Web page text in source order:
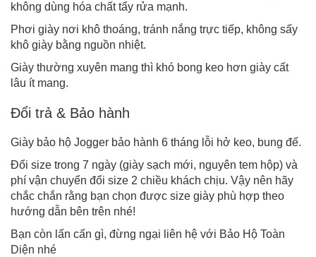
không dùng hóa chất tẩy rửa mạnh.
Phơi giày nơi khô thoáng, tránh nắng trực tiếp, không sấy
khô giày bằng nguồn nhiệt.
Giày thường xuyên mang thì khó bong keo hơn giày cất
lâu ít mang.
Đổi trả & Bảo hành
Giày bảo hộ Jogger bảo hành 6 tháng lỗi hở keo, bung đế.
Đổi size trong 7 ngày (giày sạch mới, nguyên tem hộp) và
phí vận chuyển đổi size 2 chiều khách chịu. Vậy nên hãy
chắc chắn rằng bạn chọn được size giày phù hợp theo
hướng dẫn bên trên nhé!
Bạn còn lấn cấn gì, đừng ngại liên hệ với Bảo Hộ Toàn
Diện nhé